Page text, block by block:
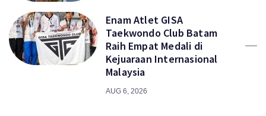
Enam Atlet GISA
Taekwondo Club Batam
Raih Empat Medali di
Kejuaraan Internasional
Malaysia
AUG 6, 2026